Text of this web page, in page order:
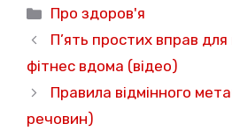
Категорії
Про здоров'я
П’ять простих вправ
фітнес вдома (відео)
Правила відмінного
речовин)